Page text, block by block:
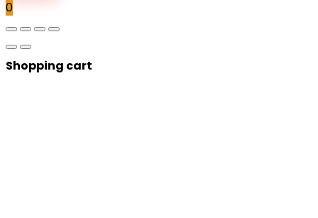
0
Shopping cart